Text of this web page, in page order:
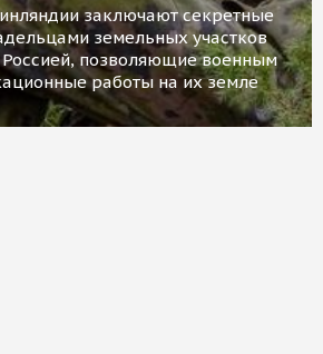
заключают секретные
земельных участков
позволяющие военным
работы на их земле